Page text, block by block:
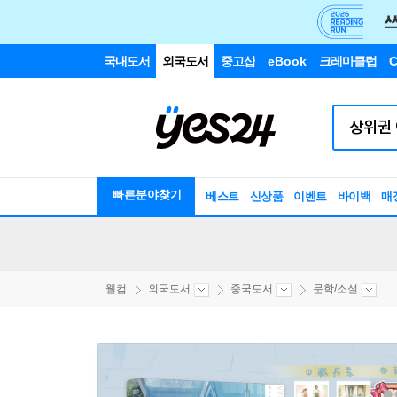
국내도서 외국도서 중고샵 eBook 크레마클럽
빠른분야찾기 베스트 신상품 이벤트 바이백 매
웰컴 외국도서 중국도서 문학/소설